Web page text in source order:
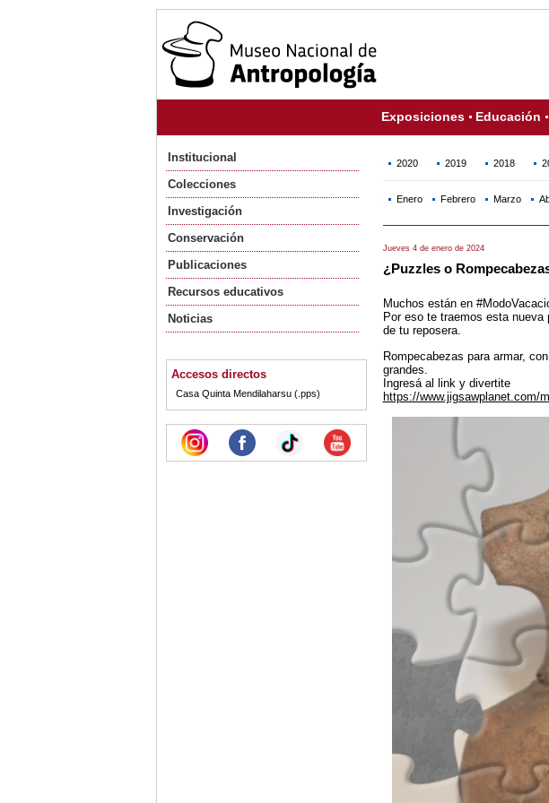
Exposiciones Educación
Institucional
Colecciones
Investigación
Conservación
Publicaciones
Recursos educativos
Noticias
Accesos directos
Casa Quinta Mendilaharsu (.pps)
2020 2019 2018
Enero Febrero Marzo
Jueves 4 de enero de 2024
¿Puzzles o
Muchos están en
Por eso te traemos esta
de tu reposera.
Rompecabezas para armar,
grandes.
Ingresá al link y divertite
https://www.jigsawplanet.com/